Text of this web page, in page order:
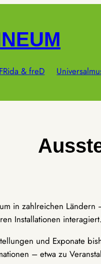
& freD
in zahlreichen
Installationen interagiert.
und Exponate
– etwa zu